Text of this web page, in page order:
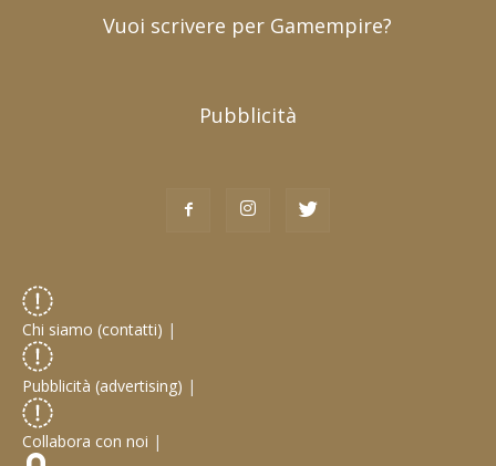
Vuoi scrivere per Gamempire?
Pubblicità
Chi siamo (contatti) |
Pubblicità (advertising) |
Collabora con noi |